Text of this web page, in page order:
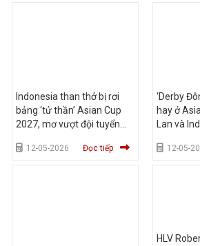
Indonesia than thở bị rơi
bảng ‘tử thần’ Asian Cup
2027, mơ vượt đội tuyển
12-05-2026 Đọc tiếp
‘Derby
hay ở
Lan và
12-05-
HLV